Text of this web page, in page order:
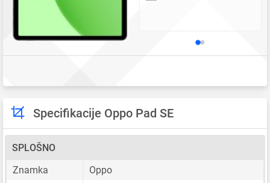
Specifikacije Oppo Pad SE
SPLOŠNO
Znamka
Oppo